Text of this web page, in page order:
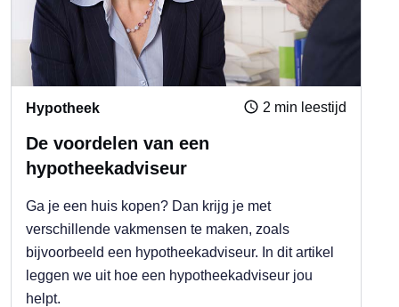
Hypotheek 2 min leestijd
De voordelen van een
hypotheekadviseur
Ga je een huis kopen? Dan krijg je met
verschillende vakmensen te maken, zoals
bijvoorbeeld een hypotheekadviseur. In dit artikel
leggen we uit hoe een hypotheekadviseur jou
helpt.